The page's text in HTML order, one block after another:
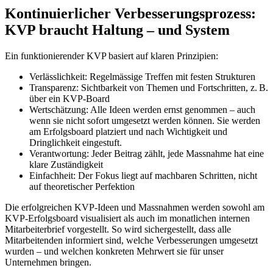
Kontinuierlicher Verbesserungsprozess:
KVP braucht Haltung – und System
Ein funktionierender KVP basiert auf klaren Prinzipien:
Verlässlichkeit: Regelmässige Treffen mit festen Strukturen
Transparenz: Sichtbarkeit von Themen und Fortschritten, z. B.
über ein KVP-Board
Wertschätzung: Alle Ideen werden ernst genommen – auch
wenn sie nicht sofort umgesetzt werden können. Sie werden
am Erfolgsboard platziert und nach Wichtigkeit und
Dringlichkeit eingestuft.
Verantwortung: Jeder Beitrag zählt, jede Massnahme hat eine
klare Zuständigkeit
Einfachheit: Der Fokus liegt auf machbaren Schritten, nicht
auf theoretischer Perfektion
Die erfolgreichen KVP-Ideen und Massnahmen werden sowohl am
KVP-Erfolgsboard visualisiert als auch im monatlichen internen
Mitarbeiterbrief vorgestellt. So wird sichergestellt, dass alle
Mitarbeitenden informiert sind, welche Verbesserungen umgesetzt
wurden – und welchen konkreten Mehrwert sie für unser
Unternehmen bringen.